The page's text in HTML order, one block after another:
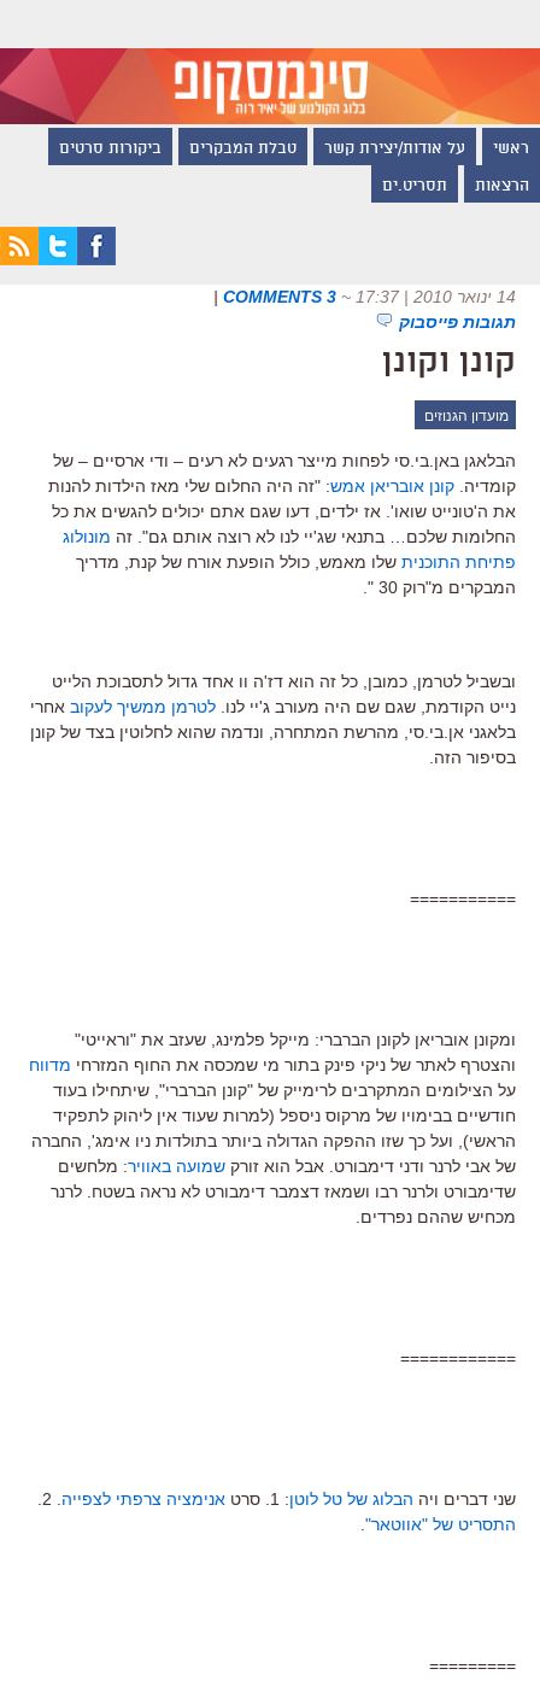
ראשי על אודות/יצירת קשר טבלת המבקרים ביקורות סרטים
הרצאות תסריט.ים
14 ינואר 2010 | 17:37 ~
3 COMMENTS
|
תגובות פייסבוק
קונן וקונן
מועדון הגנוזים
הבלאגן באן.בי.סי לפחות מייצר רגעים לא רעים – ודי ארסיים – של
קומדיה. קונן אובריאן אמש: "זה היה החלום שלי מאז הילדות להנות
את ה'טונייט שואו'. אז ילדים, דעו שגם אתם יכולים להגשים את כל
החלומות שלכם… בתנאי שג'יי לנו לא רוצה אותם גם". זה מונולוג
פתיחת התוכנית שלו מאמש, כולל הופעת אורח של קנת, מדריך
המבקרים מ"רוק 30 ".
ובשביל לטרמן, כמובן, כל זה הוא דז'ה וו אחד גדול לתסבוכת הלייט
נייט הקודמת, שגם שם היה מעורב ג'יי לנו. לטרמן ממשיך לעקוב אחרי
בלאגני אן.בי.סי, מהרשת המתחרה, ונדמה שהוא לחלוטין בצד של קונן
בסיפור הזה.
===========
ומקונן אובריאן לקונן הברברי: מייקל פלמינג, שעזב את "וראייטי"
והצטרף לאתר של ניקי פינק בתור מי שמכסה את החוף המזרחי מדווח
על הצילומים המתקרבים לרימייק של "קונן הברברי", שיתחילו בעוד
חודשיים בבימויו של מרקוס ניספל (למרות שעוד אין ליהוק לתפקיד
הראשי), ועל כך שזו ההפקה הגדולה ביותר בתולדות ניו אימג', החברה
של אבי לרנר ודני דימבורט. אבל הוא זורק שמועה באוויר: מלחשים
שדימבורט ולרנר רבו ושמאז דצמבר דימבורט לא נראה בשטח. לרנר
מכחיש שההם נפרדים.
============
שני דברים ויה הבלוג של טל לוטן: 1. סרט אנימציה צרפתי לצפייה
התסריט של "אווטאר"
=========